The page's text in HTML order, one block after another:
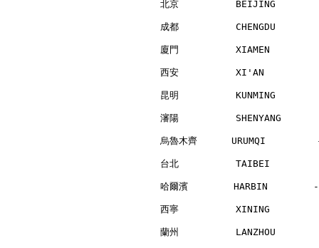
北京          BEIJING
成都          CHENGDU
廈門          XIAMEN
西安          XI'AN
昆明          KUNMING
瀋陽          SHENYANG
烏魯木齊      URUMQI
台北          TAIBEI
哈爾濱        HARBIN
西寧          XINING
蘭州          LANZHOU